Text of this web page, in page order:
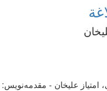
امتیاز علیخان -